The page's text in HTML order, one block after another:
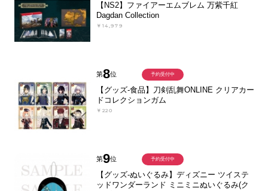
【NS2】ファイアーエムブレム 万紫千紅
Dagdan Collection
￥14,979
第8位
【グッズ-食品】刀剣乱舞ONLINE クリアカー
ドコレクションガム
￥220
予約受付中
第9位
【グッズ-ぬいぐるみ】ディズニー ツイステ
ッドワンダーランド ミニミニぬいぐるみ(ク
予約受付中